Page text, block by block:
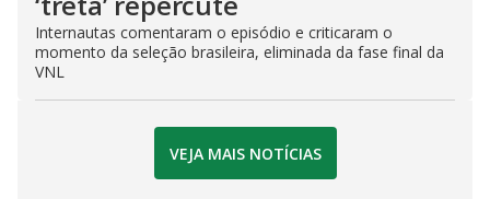
Internautas comentaram o episódio e criticaram o
momento da seleção brasileira, eliminada da fase final da
VNL
VEJA MAIS NOTÍCIAS